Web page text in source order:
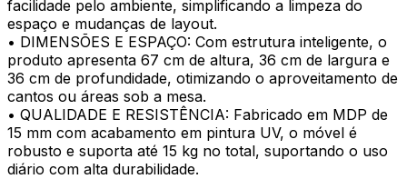
facilidade pelo ambiente, simplificando a limpeza do
espaço e mudanças de layout.
• DIMENSÕES E ESPAÇO: Com estrutura inteligente, o
produto apresenta 67 cm de altura, 36 cm de largura e
36 cm de profundidade, otimizando o aproveitamento de
cantos ou áreas sob a mesa.
• QUALIDADE E RESISTÊNCIA: Fabricado em MDP de
15 mm com acabamento em pintura UV, o móvel é
robusto e suporta até 15 kg no total, suportando o uso
diário com alta durabilidade.